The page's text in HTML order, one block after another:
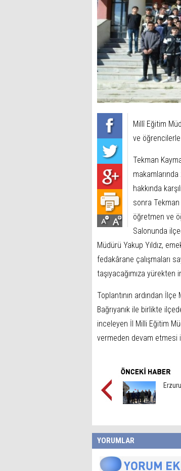
Millî Eğitim
ve
Tekman
hakkında
sonra
öğretmen ve
Salonunda
Müdürü Yakup Yıldız,
fedakârane çalışmaları
taşıyacağımıza yürekten
Toplantının ardından
Bağrıyanık ile birlikte
inceleyen İl Milli Eğitim
vermeden devam etmesi
YORUMLAR